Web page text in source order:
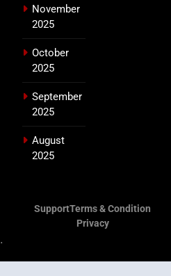
November
2025
October
2025
September
2025
August
2025
.
SupportTerms & Condition
Privacy